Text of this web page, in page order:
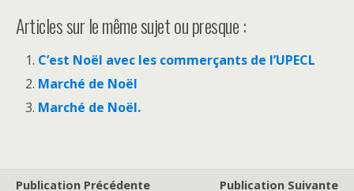
Articles sur le même sujet ou presque :
C’est Noël avec les commerçants de l’UPECL
Marché de Noël
Marché de Noël.
Publication Précédente
Publication Suivante